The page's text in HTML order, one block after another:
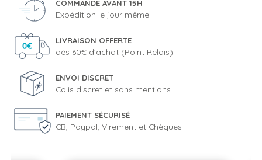
COMMANDE AVANT 15H
Expédition le jour même
LIVRAISON OFFERTE
dès 60€ d'achat (Point Relais)
ENVOI DISCRET
Colis discret et sans mentions
PAIEMENT SÉCURISÉ
CB, Paypal, Virement et Chèques